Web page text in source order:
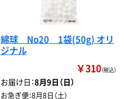
綿球 Nо20 1袋(50g) オリ
ジナル
￥310（税込）
お届け日：8月9日（日）
お急ぎ便：8月8日（土）